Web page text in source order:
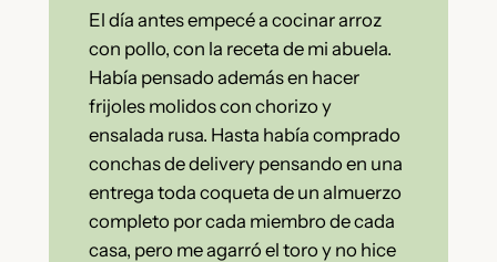
El día antes empecé a cocinar arroz
con pollo, con la receta de mi abuela.
Había pensado además en hacer
frijoles molidos con chorizo y
ensalada rusa. Hasta había comprado
conchas de delivery pensando en una
entrega toda coqueta de un almuerzo
completo por cada miembro de cada
casa, pero me agarró el toro y no hice